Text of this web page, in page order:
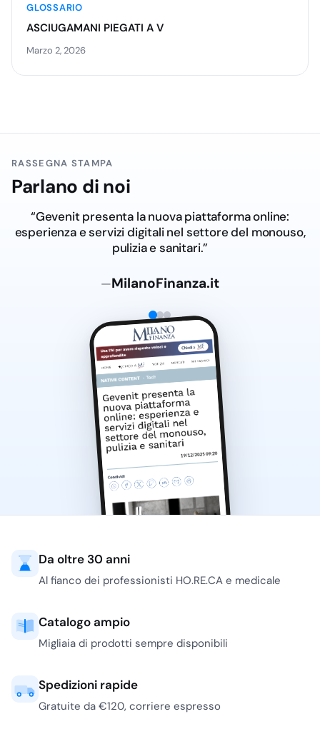
GLOSSARIO
ASCIUGAMANI PIEGATI A V
Marzo 2, 2026
RASSEGNA STAMPA
Parlano di noi
“Dal Salento al digitale: Ge.ven.it lancia la nuova
piattaforma online dedicata al settore del monouso,
pulizia e sanitari.”
—Adnkronos.com
Da oltre 30 anni
Al fianco dei professionisti HO.RE.CA e medicale
Catalogo ampio
Migliaia di prodotti sempre disponibili
Spedizioni rapide
Gratuite da €120, corriere espresso